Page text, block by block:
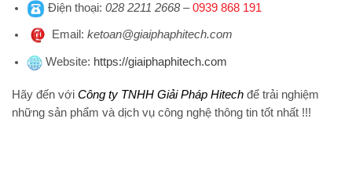
Điện thoại: 028 2211 2668–0939 868 191
Email: ketoan@giaiphaphitech.com
Website: https://giaiphaphitech.com
Hãy đến với Công ty TNHH Giải Pháp Hitech để trải nghiệm
những sản phẩm và dịch vụ công nghệ thông tin tốt nhất !!!